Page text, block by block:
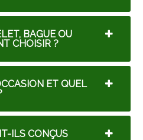
BAGUE OU
CHOISIR ?
ET QUEL
ILS CONÇUS